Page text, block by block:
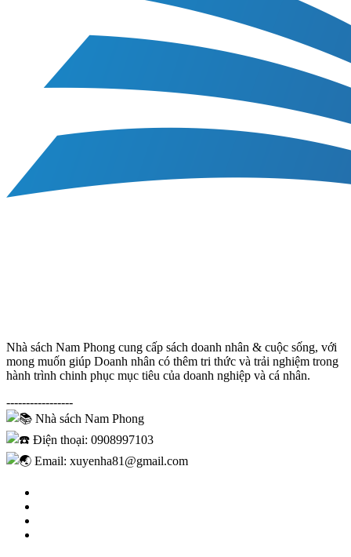
Nhà sách Nam Phong cung cấp sách doanh nhân & cuộc sống, với
mong muốn giúp Doanh nhân có thêm tri thức và trải nghiệm trong
hành trình chinh phục mục tiêu của doanh nghiệp và cá nhân.
-----------------
Nhà sách Nam Phong
Điện thoại: 0908997103
Email: xuyenha81@gmail.com